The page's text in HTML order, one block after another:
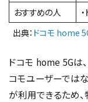
おすすめの人
出典： ドコモ home
ドコモ home 5Gは
コモユーザーでは
が利用できるため